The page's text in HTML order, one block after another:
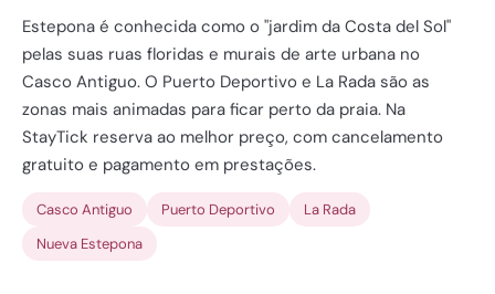
Estepona é conhecida como o "jardim da Costa del Sol"
pelas suas ruas floridas e murais de arte urbana no
Casco Antiguo. O Puerto Deportivo e La Rada são as
zonas mais animadas para ficar perto da praia. Na
StayTick reserva ao melhor preço, com cancelamento
gratuito e pagamento em prestações.
Casco Antiguo Puerto Deportivo
La Rada
Nueva Estepona